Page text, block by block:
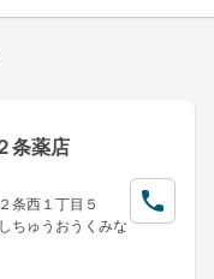
条薬店
条西１丁目５
ちゅうおうくみな